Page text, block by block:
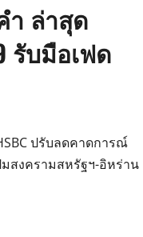
ำ ล่าสุด
รับมือเฟด
ปรับลดคาดการณ์
มสงครามสหรัฐฯ-อิหร่าน